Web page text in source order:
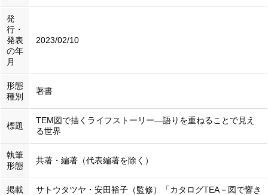
発
行・
発表
の年
月
2023/02/10
形態
種別
著書
標題
TEM図で描くライフストーリー―語りを重ねることで見え
る世界
執筆
形態
共著・編著（代表編著を除く）
掲載
サトウタツヤ・安田裕子（監修）「カタログTEA－図で響き